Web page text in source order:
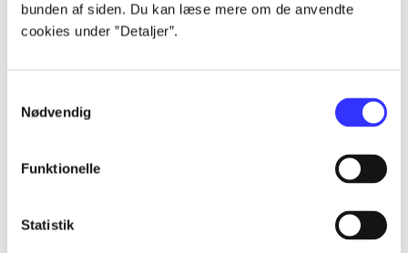
bunden af siden. Du kan læse mere om de anvendte
cookies under ”Detaljer”.
Nødvendig
Funktionelle
Statistik
Alle registrerede artikler fordelt på udgivelser